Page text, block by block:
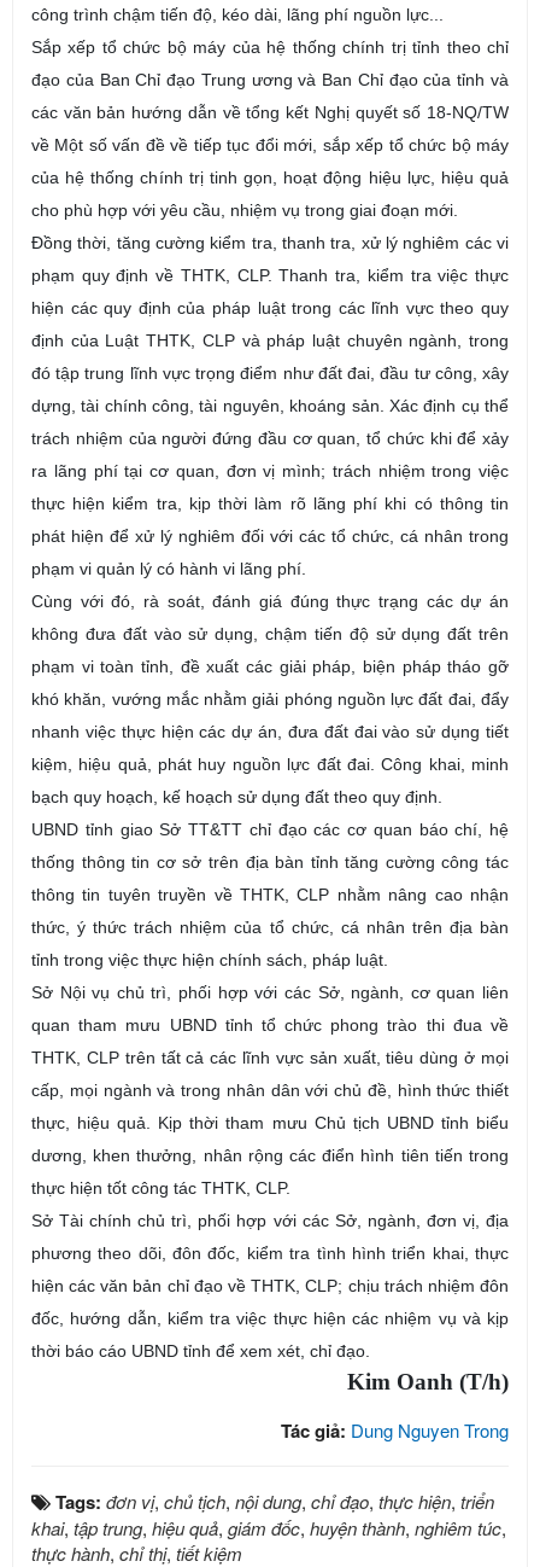
công trình chậm tiến độ, kéo dài, lãng phí nguồn lực...
Sắp xếp tổ chức bộ máy của hệ thống chính trị tỉnh theo chỉ
đạo của Ban Chỉ đạo Trung ương và Ban Chỉ đạo của tỉnh và
các văn bản hướng dẫn về tổng kết Nghị quyết số 18-NQ/TW
về Một số vấn đề về tiếp tục đổi mới, sắp xếp tổ chức bộ máy
của hệ thống chính trị tinh gọn, hoạt động hiệu lực, hiệu quả
cho phù hợp với yêu cầu, nhiệm vụ trong giai đoạn mới.
Đồng thời, tăng cường kiểm tra, thanh tra, xử lý nghiêm các vi
phạm quy định về THTK, CLP. Thanh tra, kiểm tra việc thực
hiện các quy định của pháp luật trong các lĩnh vực theo quy
định của Luật THTK, CLP và pháp luật chuyên ngành, trong
đó tập trung lĩnh vực trọng điểm như đất đai, đầu tư công, xây
dựng, tài chính công, tài nguyên, khoáng sản. Xác định cụ thể
trách nhiệm của người đứng đầu cơ quan, tổ chức khi để xảy
ra lãng phí tại cơ quan, đơn vị mình; trách nhiệm trong việc
thực hiện kiểm tra, kịp thời làm rõ lãng phí khi có thông tin
phát hiện để xử lý nghiêm đối với các tổ chức, cá nhân trong
phạm vi quản lý có hành vi lãng phí.
Cùng với đó, rà soát, đánh giá đúng thực trạng các dự án
không đưa đất vào sử dụng, chậm tiến độ sử dụng đất trên
phạm vi toàn tỉnh, đề xuất các giải pháp, biện pháp tháo gỡ
khó khăn, vướng mắc nhằm giải phóng nguồn lực đất đai, đẩy
nhanh việc thực hiện các dự án, đưa đất đai vào sử dụng tiết
kiệm, hiệu quả, phát huy nguồn lực đất đai. Công khai, minh
bạch quy hoạch, kế hoạch sử dụng đất theo quy định.
UBND tỉnh giao Sở TT&TT chỉ đạo các cơ quan báo chí, hệ
thống thông tin cơ sở trên địa bàn tỉnh tăng cường công tác
thông tin tuyên truyền về THTK, CLP nhằm nâng cao nhận
thức, ý thức trách nhiệm của tổ chức, cá nhân trên địa bàn
tỉnh trong việc thực hiện chính sách, pháp luật.
Sở Nội vụ chủ trì, phối hợp với các Sở, ngành, cơ quan liên
quan tham mưu UBND tỉnh tổ chức phong trào thi đua về
THTK, CLP trên tất cả các lĩnh vực sản xuất, tiêu dùng ở mọi
cấp, mọi ngành và trong nhân dân với chủ đề, hình thức thiết
thực, hiệu quả. Kịp thời tham mưu Chủ tịch UBND tỉnh biểu
dương, khen thưởng, nhân rộng các điển hình tiên tiến trong
thực hiện tốt công tác THTK, CLP.
Sở Tài chính chủ trì, phối hợp với các Sở, ngành, đơn vị, địa
phương theo dõi, đôn đốc, kiểm tra tình hình triển khai, thực
hiện các văn bản chỉ đạo về THTK, CLP; chịu trách nhiệm đôn
đốc, hướng dẫn, kiểm tra việc thực hiện các nhiệm vụ và kịp
thời báo cáo UBND tỉnh để xem xét, chỉ đạo.
Kim Oanh (T/h)
Tác giả: Dung Nguyen Trong
Tags: đơn vị, chủ tịch, nội dung, chỉ đạo, thực hiện, triển
khai, tập trung, hiệu quả, giám đốc, huyện thành, nghiêm túc,
thực hành, chỉ thị, tiết kiệm